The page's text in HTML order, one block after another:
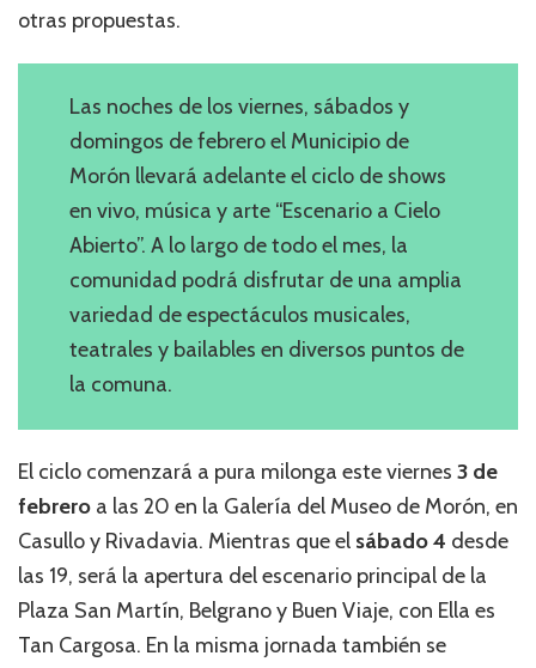
otras propuestas.
Las noches de los viernes, sábados y
domingos de febrero el Municipio de
Morón llevará adelante el ciclo de shows
en vivo, música y arte “Escenario a Cielo
Abierto”. A lo largo de todo el mes, la
comunidad podrá disfrutar de una amplia
variedad de espectáculos musicales,
teatrales y bailables en diversos puntos de
la comuna.
El ciclo comenzará a pura milonga este viernes 3 de
febrero a las 20 en la Galería del Museo de Morón, en
Casullo y Rivadavia. Mientras que el sábado 4 desde
las 19, será la apertura del escenario principal de la
Plaza San Martín, Belgrano y Buen Viaje, con Ella es
Tan Cargosa. En la misma jornada también se